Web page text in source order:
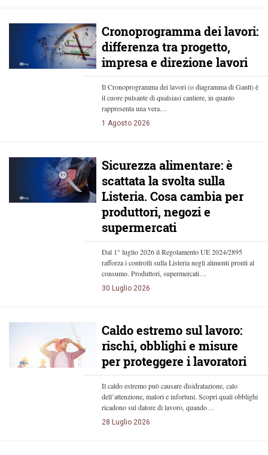
Cronoprogramma dei lavori:
differenza tra progetto,
impresa e direzione lavori
Il Cronoprogramma dei lavori (o diagramma di Gantt) è
il cuore pulsante di qualsiasi cantiere, in quanto
rappresenta una vera…
1 Agosto 2026
Sicurezza alimentare: è
scattata la svolta sulla
Listeria. Cosa cambia per
produttori, negozi e
supermercati
Dal 1° luglio 2026 il Regolamento UE 2024/2895
rafforza i controlli sulla Listeria negli alimenti pronti al
consumo. Produttori, supermercati…
30 Luglio 2026
Caldo estremo sul lavoro:
rischi, obblighi e misure
per proteggere i lavoratori
Il caldo estremo può causare disidratazione, calo
dell’attenzione, malori e infortuni. Scopri quali obblighi
ricadono sul datore di lavoro, quando…
28 Luglio 2026